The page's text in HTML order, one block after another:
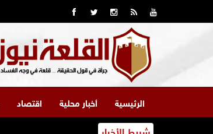
الرئيسية أخبار محلية اقتصاد